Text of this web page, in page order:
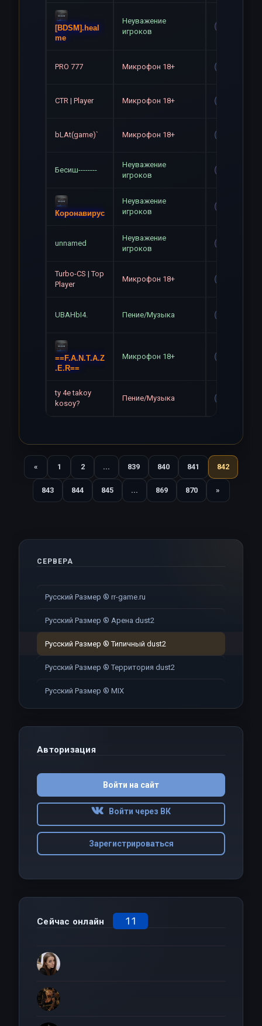
СЕРВЕРА
Русский Размер ® rr-game.ru
Русский Размер ® Арена dust2
Русский Размер ® Типичный dust2
Русский Размер ® Территория dust2
Русский Размер ® MIX
Авторизация
Войти на сайт
Войти через ВК
Зарегистрироваться
Сейчас онлайн 11
[BDSM].heal
me
Неуважение
игроков
PRO 777 Микрофон 18+
CTR | Player Микрофон 18+
bLAt(game)` Микрофон 18+
Бесиш--------
Неуважение
игроков
Коронавирус
Неуважение
игроков
unnamed
Неуважение
игроков
Turbo-CS | Top
Player
Микрофон 18+
UBAHbI4. Пение/Музыка
==F.A.N.T.A.Z
.E.R==
Микрофон 18+
ty 4e takoy
kosoy?
Пение/Музыка
«Назад1 2 ... 839 840 841 842
843 844 845 ... 869 870 »Вперед